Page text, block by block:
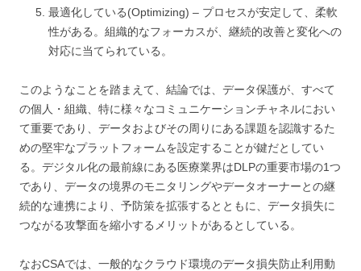
最適化している(Optimizing) – プロセスが安定して、柔軟
性がある。組織的なフォーカスが、継続的改善と変化への
対応に当てられている。
このようなことを踏まえて、結論では、データ保護が、すべて
の個人・組織、特に様々なコミュニケーションチャネルにおい
て重要であり、データおよびその周りにある課題を認識するた
めの堅牢なプラットフォームを設定することが鍵だとしてい
る。デジタル化の最前線にある医療業界はDLPの重要市場の1つ
であり、データの境界のモニタリングやデータオーナーとの継
続的な連携により、予防策を拡張するとともに、データ損失に
つながる攻撃面を縮小するメリットがあるとしている。
なおCSAでは、一般的なクラウド環境のデータ損失防止利用動